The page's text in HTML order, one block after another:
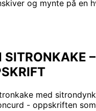
SITRONKAKE
med
- oppskriften